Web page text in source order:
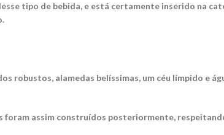
tipo de bebida, e está certamente inserido na
robustos, alamedas belíssimas, um céu límpido e
foram assim construídos posteriormente,